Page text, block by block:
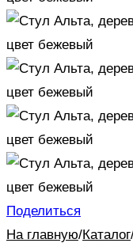
Поделиться
На главную/Каталог